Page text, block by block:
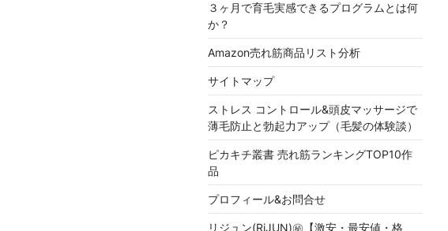
３ヶ月で育毛実感できるプログラムとは何
か？
Amazon売れ筋商品リスト分析
サイトマップ
ストレス コントロール&頭皮マッサージで
薄毛防止と勃起力アップ（毛髪の体験談）
ピカキチ叢書 売れ筋ランキングTOP10作
品
プロフィール&お問合せ
リジュン(RiJUN)㊙【激安・最安値・格